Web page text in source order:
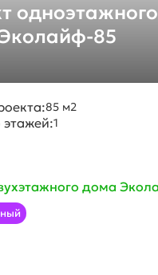
одноэтажного
85
85 м2
этажей:1